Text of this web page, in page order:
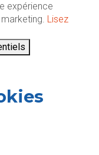
expérience
Lisez